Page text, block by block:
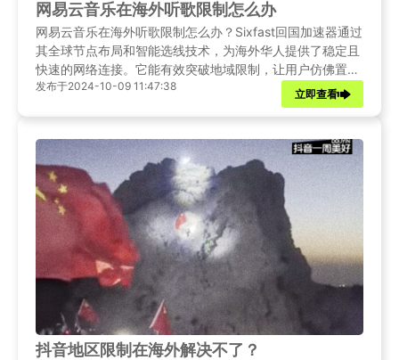
网易云音乐在海外听歌限制怎么办
网易云音乐在海外听歌限制怎么办？Sixfast回国加速器通过
其全球节点布局和智能选线技术，为海外华人提供了稳定且
快速的网络连接。它能有效突破地域限制，让用户仿佛置身
国内一般，顺畅地访问网易云音乐。无论是聆听热门金曲、
探索小众音乐，还是参与网易云音乐独特的社区活动，使用
发布于2024-10-09 11:47:38
立即查看
抖音地区限制在海外解决不了？